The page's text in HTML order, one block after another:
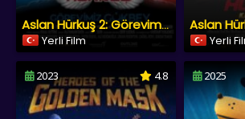
Aslan Hürkuş 2: Görevimiz Gökbey
Yerli Film
Yerli
2023 4.8 2025